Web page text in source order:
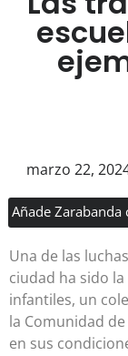
marzo 22,
Añade
Una de las
ciudad ha sido
infantiles, un
la Comunidad
en sus